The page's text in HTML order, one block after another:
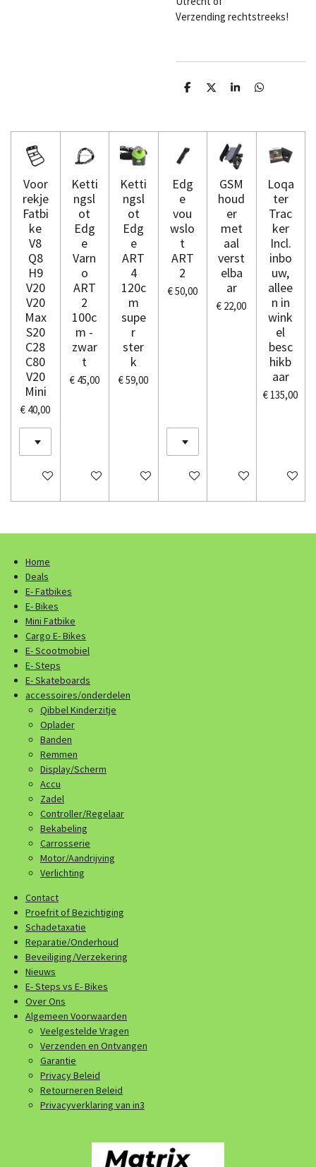
Verzending rechtstreeks!
D
n
D
S
e
D
n
Voor
rekje
Fatbi
ke
V8
Q8
H9
V20
V20
Max
S20
C28
C80
V20
Mini
€ 40,00
In winkelwagen
Ketti
ngsl
ot
Edg
e
Varn
o
ART
2
100c
m -
zwar
t
€ 45,00
In winkelwagen
Ketti
ngsl
ot
Edg
e
ART
4
120c
m
supe
r
ster
k
€ 59,00
In winkelwagen
Edg
e
vou
wslo
t
ART
2
€ 50,00
In winkelwagen
GSM
houd
er
met
aal
verst
elba
ar
€ 22,00
In winkelwagen
Loqa
ter
Trac
ker
Incl.
inbo
uw,
allee
n in
wink
el
besc
hikb
aar
€ 135,00
In
Home
Deals
E- Fatbikes
E- Bikes
Mini Fatbike
Cargo E- Bikes
E- Scootmobiel
E- Steps
E- Skateboards
accessoires/onderdelen
Qibbel Kinderzitje
Oplader
Banden
Remmen
Display/Scherm
Accu
Zadel
Controller/Regelaar
Bekabeling
Carrosserie
Motor/Aandrijving
Verlichting
Contact
Proefrit of Bezichtiging
Schadetaxatie
Reparatie/Onderhoud
Beveiliging/Verzekering
Nieuws
E- Steps vs E- Bikes
Over Ons
Algemeen Voorwaarden
Veelgestelde Vragen
Verzenden en Ontvangen
Garantie
Privacy Beleid
Retourneren Beleid
Privacyverklaring van in3